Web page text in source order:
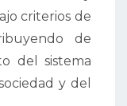
criterios de
de
del sistema
y del